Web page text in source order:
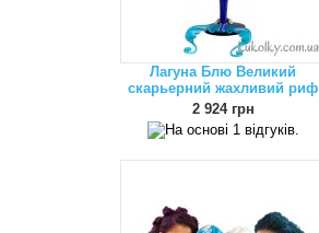
Лагуна Блю Великий
скарьерний жахливий риф
2 924 грн